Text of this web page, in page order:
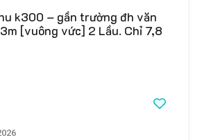
k300 – gần trường đh văn
[vuông vức] 2 Lầu. Chỉ 7,8